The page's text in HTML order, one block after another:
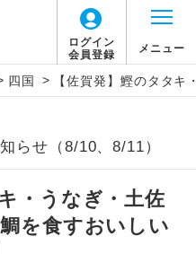
ログイン
会員登録
メニュー
四国 > 【佐賀発】鰹のタタ
らせ（8/10、8/11）
・うなぎ・土佐
を食すおいしい
説明
港（駅）から復路到着空港
同行します。
港（駅）から最終日出発空港
添乗員が同行します。